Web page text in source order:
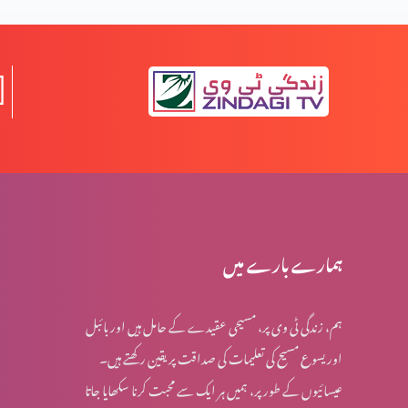
یسعیاہ کی کتاب 53 باب
مسیح کے دشوار فرمودات؟ (حصہ 2)
مسیح کے دشوار فرمودات؟ (حصہ 1)
کیا مسیح کے اقوال اپنی اصل شکل میں ہیں؟
ہمارے بارے میں
ہم، زندگی ٹی وی پر، مسیحی عقیدے کے حامل ہیں اور بائبل
اور یسوع مسیح کی تعلیمات کی صداقت پر یقین رکھتے ہیں۔
عیسائیوں کے طور پر، ہمیں ہر ایک سے محبت کرنا سکھایا جاتا